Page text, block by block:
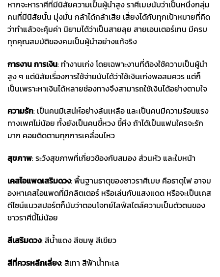
หากจะหาราศีที่มีนิสัยความเป็นผู้นำสูง ราศีเมษนับว่าเป็นหนึ่งกลุ่ม
คนที่มีนิสัยนั้น มุ่งมั่น กล้าได้กล้าเสีย เสี่ยงได้กับทุกเป้าหมายที่คิด
ว่าทำแล้วจะคุ้มค่า นิยามได้ว่าเป็นสายลุย สายเอนเตอร์เทน มีครบ
ทุกคุณสมบัติของคนเป็นผู้นำอย่างแท้จริง
การงาน การเงิน: ทำงานเก่ง โดยเฉพาะงานที่ต้องใช้ความเป็นผู้นำ
สูง ๆ แต่นิสัยเรื่องการใช้จ่ายนับได้ว่าใช้เงินเก่งพอสมควร แต่ก็
เป็นเพราะหาเงินได้หลายช่องทางจึงสามารถใช้เงินได้อย่างตามใจ
ความรัก: เป็นคนมีเสน่ห์อย่างล้นเหลือ และเป็นคนมีความร้อนแรง
ทางเพศไม่น้อย ทั้งยังเป็นคนขี้หวง ขี้หึง ถ้าได้เป็นแฟนใครจะรัก
มาก คอยติดตามทุกการเคลื่อนไหว
สุขภาพ: ระวังสุขภาพที่เกี่ยวข้องกับสมอง ส่วนหัว และใบหน้า
เคสไอแพดเสริมดวง: พื้นฐานธาตุของชาวราศีเมษ คือธาตุไฟ อาจม
องหาเคสไอแพดที่มีกลิตเตอร์ หรือเล่นกับแสงแดด หรือจะเป็นเคส
ดีไซน์แนวสปอร์ตก็นับว่าตอบโจทย์ไลฟ์สไตล์ความเป็นตัวตนของ
ชาวราศีนี้ไม่น้อย
สีเสริมดวง: สีน้ำแดง สีชมพู สีเขียว
สีที่ควรหลีกเลี่ยง: สีเทา สีฟ้าน้ำทะเล